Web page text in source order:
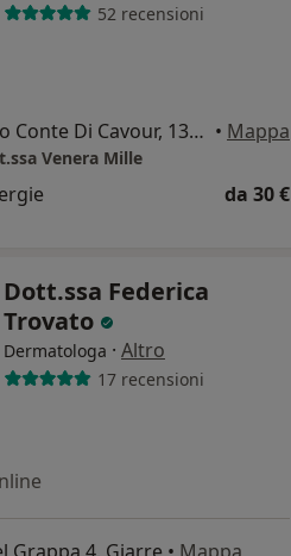
52 recensioni
Via Camillo Benso Conte Di Cavour, 139, Riposto • Mappa
Venera Mille
da 30 €
Dott.ssa Federica
Trovato
Dermatologa · Altro
17 recensioni